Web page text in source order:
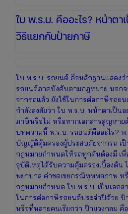
ใบ พ.ร.บ. คืออะไร? หน้าต
วิธีแยกกับป้ายภาษี
ใบ พ.ร.บ. รถยนต์ คือหลักฐานแสดง
รถยนต์ภาคบังคับตามกฎหมาย นอกจ
จากรถแล้ว ยังใช้ในการต่อภาษีรถย
กำลังสงสัยว่า ใบ พ.ร.บ. หน้าตาเป็น
ภาษีหรือไม่ หรือหากเอกสารสูญหาย
บทความนี้ พ.ร.บ. รถยนต์คืออะไร? พ
บัญญัติคุ้มครองผู้ประสบภัยจากรถ เ
กฎหมายกำหนดให้รถทุกคันต้องมี เพื่
อุบัติเหตุได้รับความคุ้มครองเบื้องต้น
พยาบาล ค่าชดเชยกรณีทุพพลภาพ หรื
กฎหมายกำหนด ใบ พ.ร.บ. เป็นเอก
ในการต่อภาษีรถยนต์ประจำปีด้วย ป้
หรือที่หลายคนเรียกว่า ป้ายวงกลม คื